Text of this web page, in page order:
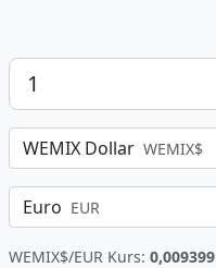
Betrag
WEMIX Dollar WEMIX$
Euro EUR
WEMIX$/EUR Kurs: 0,009399